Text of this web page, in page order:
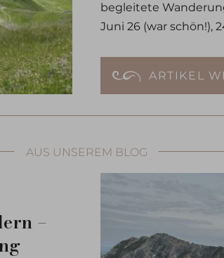
begleitete
Juni 26 (war schön!),
ARTIKEL
AUS UNSEREM BLOG
–